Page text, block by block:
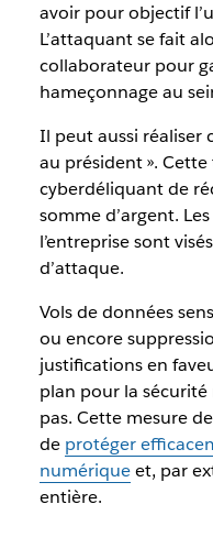
avoir pour objectif
L’attaquant se fait
collaborateur pour
hameçonnage au
Il peut aussi réaliser
au président ».
cyberdéliquant de
somme d’argent.
l’entreprise sont
d’attaque.
Vols de données
ou encore
justifications en
plan pour la
pas. Cette mesure
de protéger
numériqueet, par
entière.